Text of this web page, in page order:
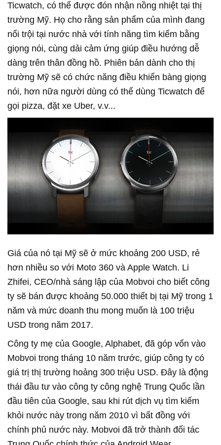
Ticwatch, có thể được đón nhận nồng nhiệt tại thị
trường Mỹ. Họ cho rằng sản phẩm của mình đang
nổi trội tại nước nhà với tính năng tìm kiếm bằng
giọng nói, cùng dải cảm ứng giúp điều hướng dễ
dàng trên thân đồng hồ. Phiên bản dành cho thị
trường Mỹ sẽ có chức năng điều khiển bàng giọng
nói, hơn nữa người dùng có thể dùng Ticwatch để
gọi pizza, đặt xe Uber, v.v...
Giá của nó tại Mỹ sẽ ở mức khoảng 200 USD, rẻ
hơn nhiều so với Moto 360 và Apple Watch. Li
Zhifei, CEO/nhà sáng lập của Mobvoi cho biết công
ty sẽ bán được khoảng 50.000 thiết bị tại Mỹ trong 1
năm và mức doanh thu mong muốn là 100 triệu
USD trong năm 2017.
Công ty mẹ của Google, Alphabet, đã góp vốn vào
Mobvoi trong tháng 10 năm trước, giúp công ty có
giá trị thị trường hoảng 300 triệu USD. Đây là động
thái đầu tư vào công ty công nghệ Trung Quốc lần
đầu tiên của Google, sau khi rút dịch vụ tìm kiếm
khỏi nước này trong năm 2010 vì bất đồng với
chính phủ nước này. Mobvoi đã trở thành đối tác